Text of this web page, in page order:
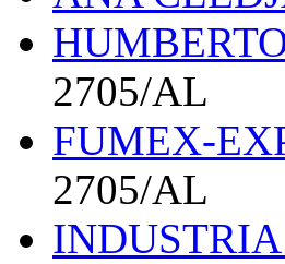
2705/AL
FUMEX-
2705/AL